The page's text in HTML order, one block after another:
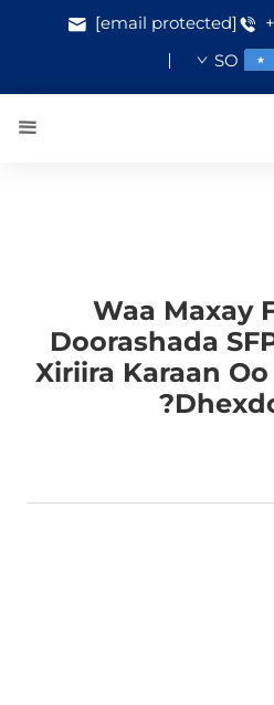
[email protected]
SO
Waa Maxay
Doorashada
Xiriira Karaan